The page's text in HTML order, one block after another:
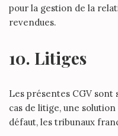
pour la gestion de la
revendues.
10. Litiges
Les présentes CGV sont
cas de litige, une
défaut, les tribunaux